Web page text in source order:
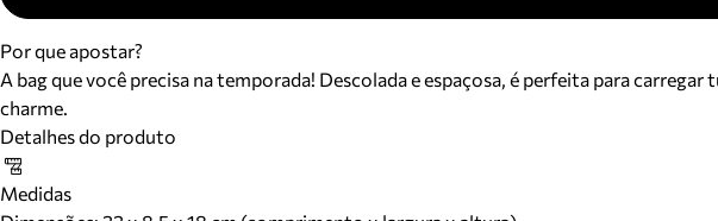
Por que apostar?
A bag que você precisa na temporada! Descolada e espaçosa, é perfeita para
charme.
Detalhes do produto
Medidas